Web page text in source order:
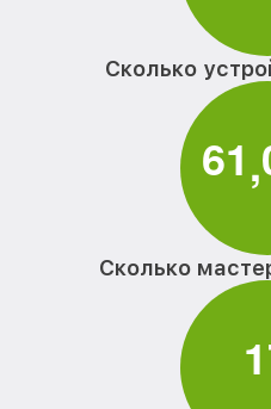
Сколько
61,
Сколько
1